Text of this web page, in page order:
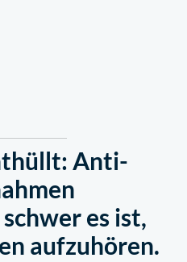
Anti-
es ist,
aufzuhören.